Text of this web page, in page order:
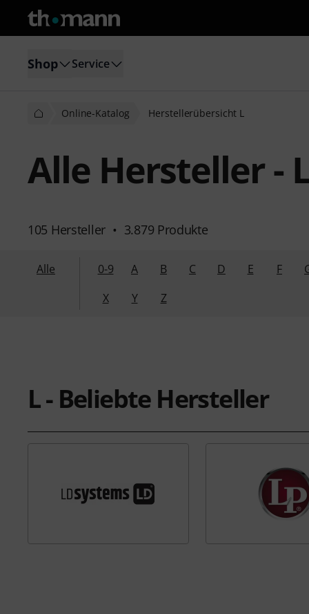
Shop Service
Online-Katalog Herstellerübersicht L
Alle Hersteller -
105 Hersteller • 3.879 Produkte
Alle 0-9 A B C D E F
X
Y Z
L - Beliebte Hersteller